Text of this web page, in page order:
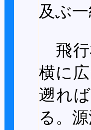
及ぶ
飛行
横に
遡れ
る。